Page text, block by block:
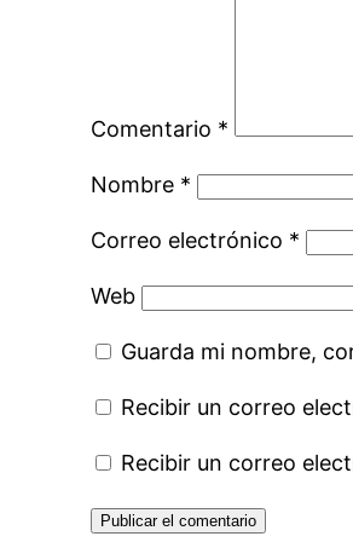
Comentario *
Nombre *
Correo electrónico *
Web
Guarda mi nombre,
Recibir un correo
Recibir un correo